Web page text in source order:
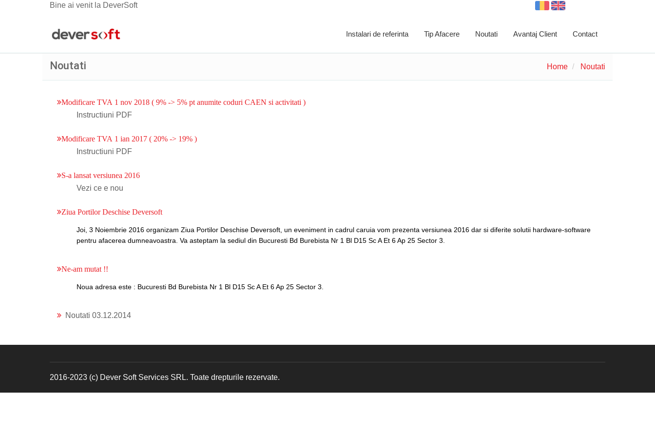
Bine ai venit la DeverSoft
Instalari de referinta Tip Afacere Noutati Avantaj Client Contact
Noutati Home Noutati
Modificare TVA 1 nov 2018 ( 9% -> 5% pt anumite coduri CAEN si activitati )
Instructiuni PDF
Modificare TVA 1 ian 2017 ( 20% -> 19% )
Instructiuni PDF
S-a lansat versiunea 2016
Vezi ce e nou
Ziua Portilor Deschise Deversoft
Joi, 3 Noiembrie 2016 organizam Ziua Portilor Deschise Deversoft, un eveniment in cadrul caruia vom prezenta versiunea 2016 dar si diferite solutii hardware-software
pentru afacerea dumneavoastra. Va asteptam la sediul din Bucuresti Bd Burebista Nr 1 Bl D15 Sc A Et 6 Ap 25 Sector 3.
Ne-am mutat !!
Noua adresa este : Bucuresti Bd Burebista Nr 1 Bl D15 Sc A Et 6 Ap 25 Sector 3.
Noutati 03.12.2014
2016-2023 (c) Dever Soft Services SRL. Toate drepturile rezervate.